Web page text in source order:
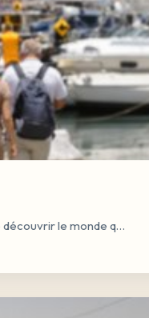
découvrir le monde q…